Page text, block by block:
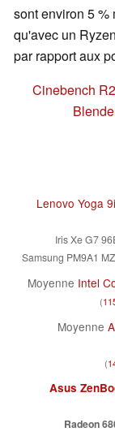
sont environ 5
qu'avec un
par rapport aux
Cinebench
Lenovo Yoga
Iris Xe G7
Samsung PM9A1
Moyenne Intel
(
Moyenne
(
Asus
Radeon